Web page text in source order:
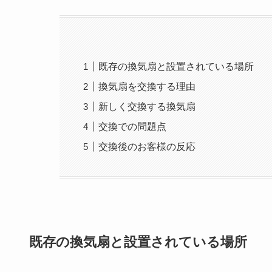
既存の換気扇と設置されている場所
換気扇を交換する理由
新しく交換する換気扇
交換での問題点
交換後のお客様の反応
既存の換気扇と設置されている場所